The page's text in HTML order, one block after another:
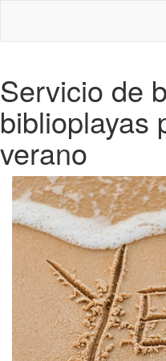
Servicio de
biblioplayas
verano